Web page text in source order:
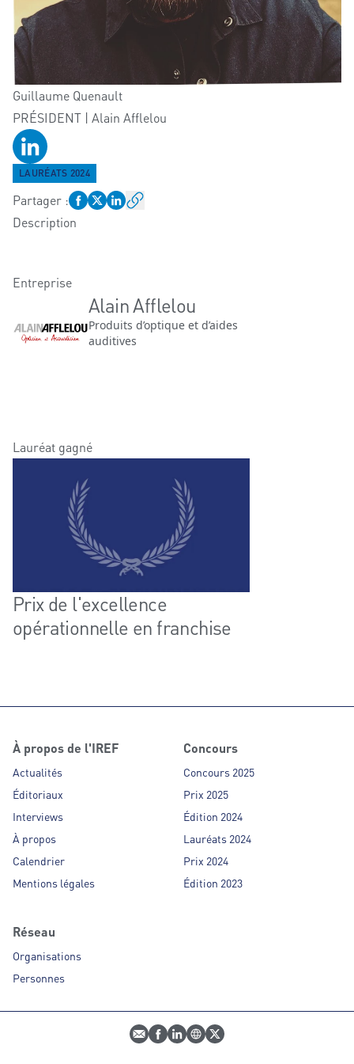
Guillaume Quenault
PRÉSIDENT | Alain Afflelou
Profil LinkedIn
LAURÉATS 2024
Partager :
Description
Entreprise
Alain Afflelou
Produits d’optique et d’aides
auditives
Lauréat gagné
Prix de l'excellence
opérationnelle en franchise
À propos de l'IREF
Actualités
Éditoriaux
Interviews
À propos
Calendrier
Mentions légales
Concours
Concours 2025
Prix 2025
Édition 2024
Lauréats 2024
Prix 2024
Édition 2023
Réseau
Organisations
Personnes
E-mailProfil Facebook
Profil LinkedIn
Site webProfil Twitter